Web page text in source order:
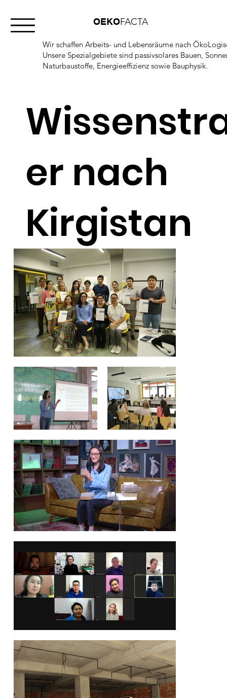
OEKOFACTA
Wir schaffen Arbeits- und Lebensräume nach
Unsere Spezialgebiete sind passivsolares Bauen,
Naturbaustoffe, Energieeffizienz sowie Bauphysik.
er nach
Kirgistan